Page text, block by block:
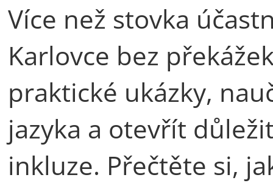
Více než stovka
Karlovce bez
praktické ukázky,
jazyka a otevřít
inkluze. Přečtěte si,